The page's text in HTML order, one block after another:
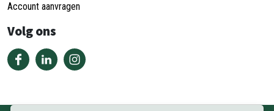
Account aanvragen
Volg ons